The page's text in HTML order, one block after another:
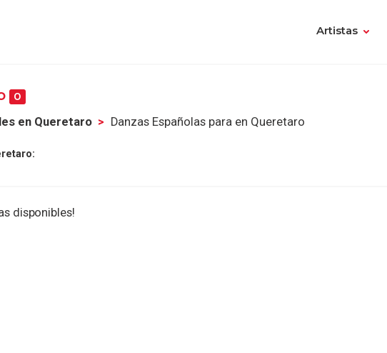
Artistas
0
en Queretaro Danzas Españolas para en Queretaro
disponibles!